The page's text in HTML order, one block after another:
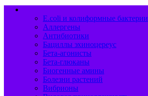
E.coli и колиформные бактерии
Аллергены
Антибиотики
Бациллы эхиноцереус
Бета-агонисты
Бета-глюканы
Биогенные амины
Болезни растений
Вибрионы